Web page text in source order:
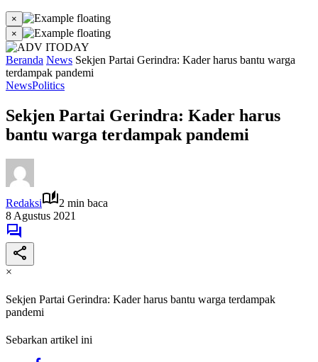
×
×
Beranda News Sekjen Partai Gerindra: Kader harus bantu warga
terdampak pandemi
NewsPolitics
Sekjen Partai Gerindra: Kader harus
bantu warga terdampak pandemi
Redaksi
2 min baca
8 Agustus 2021
×
Sekjen Partai Gerindra: Kader harus bantu warga terdampak
pandemi
Sebarkan artikel ini